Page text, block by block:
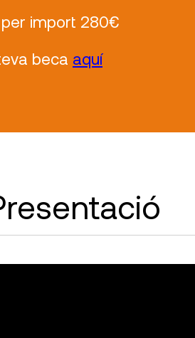
import 280€
beca aquí